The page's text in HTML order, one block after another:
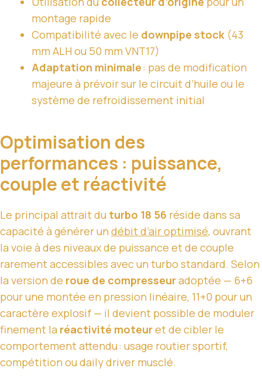
montage rapide
Compatibilité avec le downpipe stock (43
mm ALH ou 50 mm VNT17)
Adaptation minimale: pas de modification
majeure à prévoir sur le circuit d’huile ou le
système de refroidissement initial
Optimisation des
performances : puissance,
couple et réactivité
Le principal attrait du turbo 18 56 réside dans sa
capacité à générer un débit d’air optimisé, ouvrant
la voie à des niveaux de puissance et de couple
rarement accessibles avec un turbo standard. Selon
la version de roue de compresseuradoptée — 6+6
pour une montée en pression linéaire, 11+0 pour un
caractère explosif — il devient possible de moduler
finement la réactivité moteuret de cibler le
comportement attendu : usage routier sportif,
compétition ou daily driver musclé.